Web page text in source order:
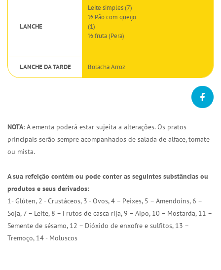
LANCHE
Leite simples (7)
½ Pão com queijo
(1)
½ fruta (Pera)
LANCHE DA TARDE Bolacha Arroz
NOTA: A ementa poderá estar sujeita a alterações. Os pratos
principais serão sempre acompanhados de salada de alface, tomate
ou mista.
A sua refeição contém ou pode conter as seguintes substâncias ou
produtos e seus derivados:
1- Glúten, 2 - Crustáceos, 3 - Ovos, 4 – Peixes, 5 – Amendoins, 6 –
Soja, 7 – Leite, 8 – Frutos de casca rija, 9 – Aipo, 10 – Mostarda, 11 –
Semente de sésamo, 12 – Dióxido de enxofre e sulfitos, 13 –
Tremoço, 14 - Moluscos